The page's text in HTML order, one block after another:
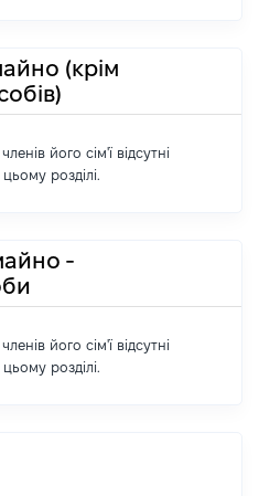
(крім
його сім'ї відсутні
розділі.
-
його сім'ї відсутні
розділі.